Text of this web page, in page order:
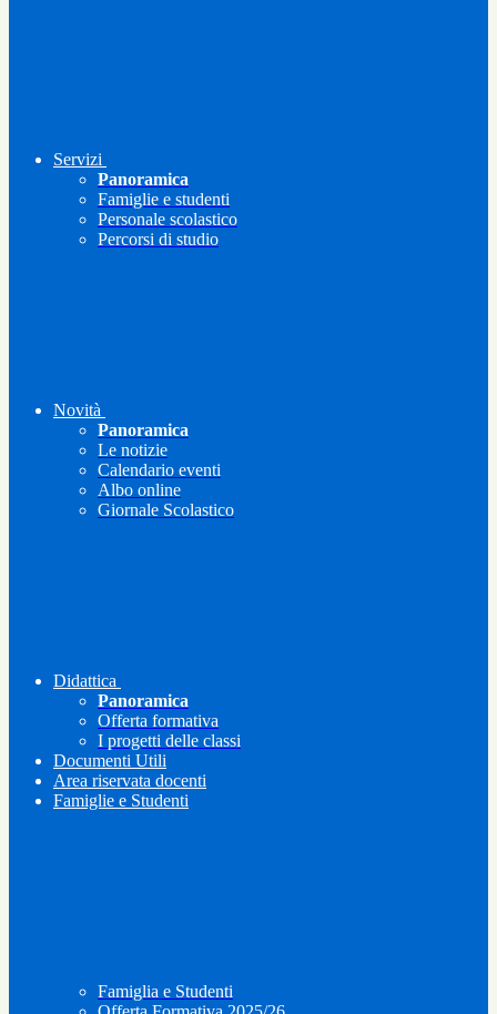
Servizi
Panoramica
Famiglie e studenti
Personale scolastico
Percorsi di studio
Novità
Panoramica
Le notizie
Calendario eventi
Albo online
Giornale Scolastico
Didattica
Panoramica
Offerta formativa
I progetti delle classi
Documenti Utili
Area riservata docenti
Famiglie e Studenti
Famiglia e Studenti